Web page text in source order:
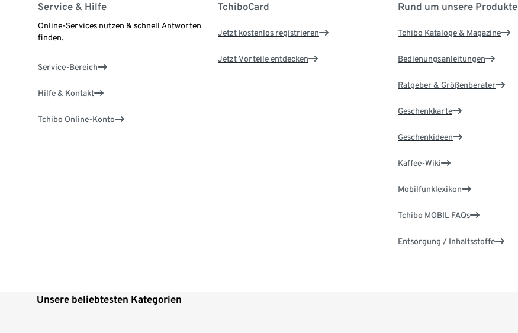
Service & Hilfe
Online-Services nutzen & schnell Antworten
finden.
Service-Bereich
Hilfe & Kontakt
Tchibo Online-Konto
TchiboCard
Jetzt kostenlos registrieren
Jetzt Vorteile entdecken
Rund um unsere Produkte
Tchibo Kataloge & Magazine
Bedienungsanleitungen
Ratgeber & Größenberater
Geschenkkarte
Geschenkideen
Kaffee-Wiki
Mobilfunklexikon
Tchibo MOBIL FAQs
Entsorgung / Inhaltsstoffe
Unsere beliebtesten Kategorien